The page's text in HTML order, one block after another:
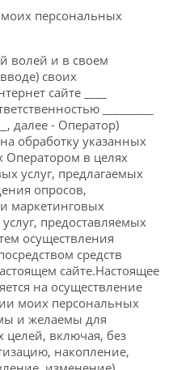
моих персональных
волей и в своем
своих
сайте ____
_________
далее - Оператор)
обработку указанных
в целях
услуг, предлагаемых
опросов,
маркетинговых
предоставляемых
осуществления
средств
сайте.Настоящее
на осуществление
моих персональных
и желаемы для
включая, без
накопление,